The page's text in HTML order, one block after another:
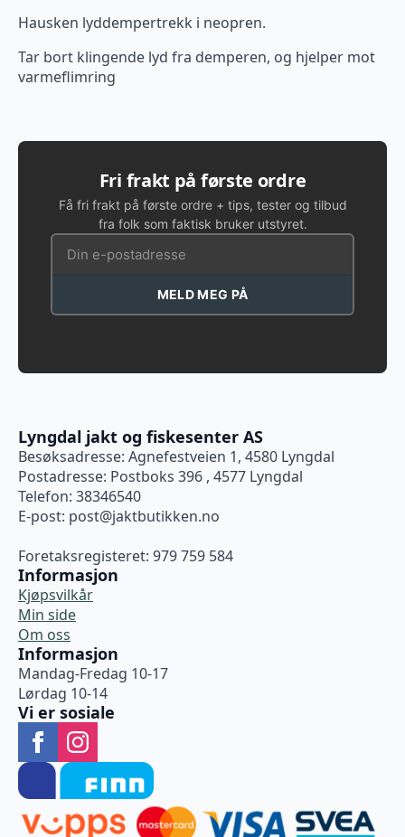
Hausken lyddempertrekk i neopren.
Tar bort klingende lyd fra demperen, og hjelper mot
varmeflimring
Fri frakt på første ordre
Få fri frakt på første ordre + tips, tester og tilbud
fra folk som faktisk bruker utstyret.
MELD MEG PÅ
Lyngdal jakt og fiskesenter AS
Besøksadresse: Agnefestveien 1, 4580 Lyngdal
Postadresse: Postboks 396 , 4577 Lyngdal
Telefon: 38346540
E-post: post@jaktbutikken.no
Foretaksregisteret: 979 759 584
Informasjon
Kjøpsvilkår
Min side
Om oss
Informasjon
Mandag-Fredag 10-17
Lørdag 10-14
Vi er sosiale